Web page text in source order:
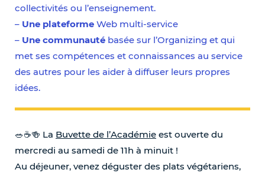
collectivités ou l’enseignement.
– Une plateforme Web multi-service
– Une communauté basée sur l’Organizing et qui
met ses compétences et connaissances au service
des autres pour les aider à diffuser leurs propres
idées.
🥗☕️🍻 La Buvette de l’Académie est ouverte du
mercredi au samedi de 11h à minuit !
Au déjeuner, venez déguster des plats végétariens,